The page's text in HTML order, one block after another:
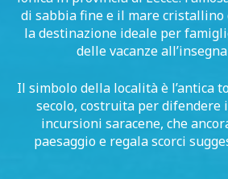
di sabbia fine e il mare cristallino
la destinazione ideale per
delle vacanze
Il simbolo della località è l’antica
secolo, costruita per
incursioni saracene, che
paesaggio e regala scorci